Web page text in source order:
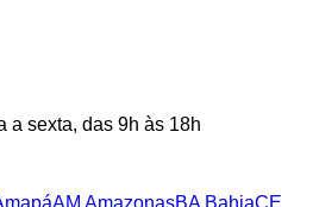
a sexta, das 9h às 18h
AM AmazonasBABahiaCE